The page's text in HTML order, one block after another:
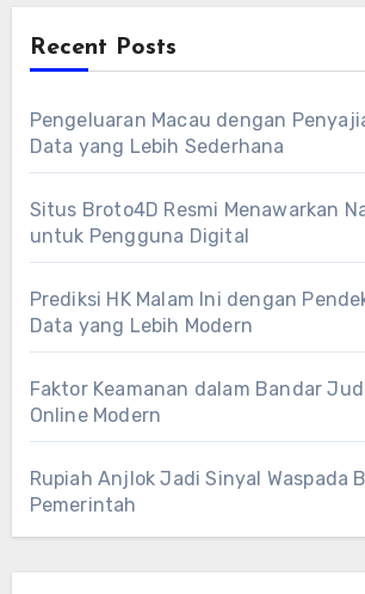
Recent Posts
Pengeluaran Macau dengan
Data yang Lebih Sederhana
Situs Broto4D Resmi Menawarkan
untuk Pengguna Digital
Prediksi HK Malam Ini dengan
Data yang Lebih Modern
Faktor Keamanan dalam Bandar
Online Modern
Rupiah Anjlok Jadi Sinyal Waspada
Pemerintah